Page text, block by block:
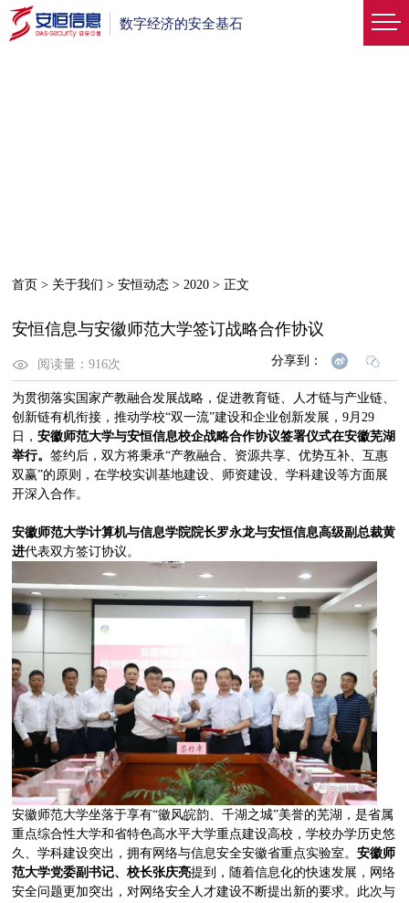
数字经济的安全基石
首页 > 关于我们 >安恒动态 >2020 > 正文
安恒信息与安徽师范大学签订战略合作协议
阅读量：916次 分享到：
为贯彻落实国家产教融合发展战略，促进教育链、人才链与产业链、
创新链有机衔接，推动学校“双一流”建设和企业创新发展，9月29
日，安徽师范大学与安恒信息校企战略合作协议签署仪式在安徽芜湖
举行。签约后，双方将秉承“产教融合、资源共享、优势互补、互惠
双赢”的原则，在学校实训基地建设、师资建设、学科建设等方面展
开深入合作。
安徽师范大学计算机与信息学院院长罗永龙与安恒信息高级副总裁黄
进代表双方签订协议。
安徽师范大学坐落于享有“徽风皖韵、千湖之城”美誉的芜湖，是省属
重点综合性大学和省特色高水平大学重点建设高校，学校办学历史悠
久、学科建设突出，拥有网络与信息安全安徽省重点实验室。安徽师
范大学党委副书记、校长张庆亮提到，随着信息化的快速发展，网络
安全问题更加突出，对网络安全人才建设不断提出新的要求。此次与